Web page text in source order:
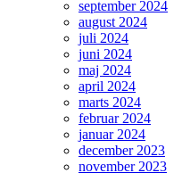
september 2024
august 2024
juli 2024
juni 2024
maj 2024
april 2024
marts 2024
februar 2024
januar 2024
december 2023
november 2023